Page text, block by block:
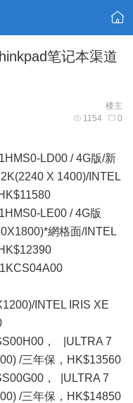
笔记本渠道
楼主
1154 0
LD00 / 4G版/新
X 1400)/INTEL
LE00 / 4G版
網格面/INTEL
INTEL IRIS XE
， |ULTRA 7
/三年保，HK$13560
， |ULTRA 7
/三年保，HK$14850